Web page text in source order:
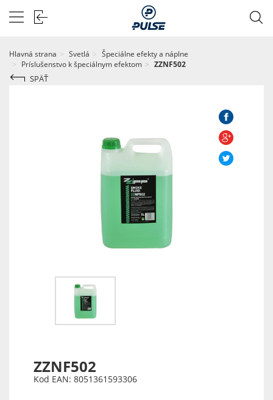
Hlavná strana Svetlá
Špeciálne efekty a náplne
Príslušenstvo k špeciálnym efektom
ZZNF502
SPÄŤ
ZZNF502
Kod EAN: 8051361593306